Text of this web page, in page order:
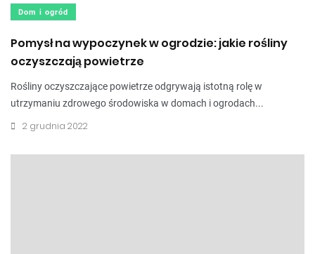
Dom i ogród
Pomysł na wypoczynek w ogrodzie: jakie rośliny
oczyszczają powietrze
Rośliny oczyszczające powietrze odgrywają istotną rolę w
utrzymaniu zdrowego środowiska w domach i ogrodach...
2 grudnia 2022